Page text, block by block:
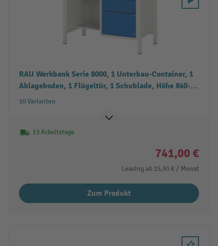
RAU Werkbank Serie 8000, 1 Unterbau-Container, 1
Ablageboden, 1 Flügeltür, 1 Schublade, Höhe 840-
1.040 mm
10 Varianten
13 Arbeitstage
741,00 €
Leasing ab 15,93 € / Monat
Zum Produkt